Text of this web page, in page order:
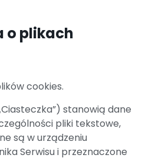
o plikach
cookies.
stanowią dane
pliki tekstowe,
są w urządzeniu
Serwisu i przeznaczone